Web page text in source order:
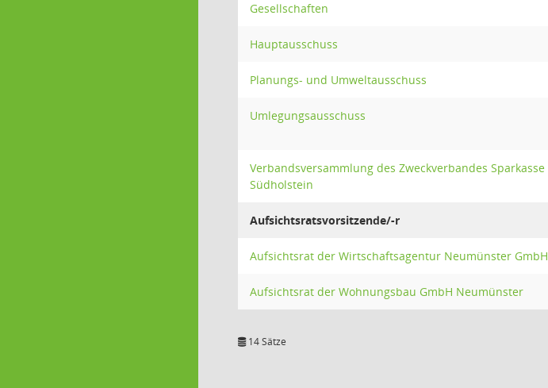
Gesellschaften
Hauptausschuss
Planungs- und Umweltausschuss
Umlegungsausschuss
Verbandsversammlung des Zweckverbandes Sparkasse
Südholstein
Aufsichtsratsvorsitzende/-r
Aufsichtsrat der Wirtschaftsagentur Neumünster GmbH
Aufsichtsrat der Wohnungsbau GmbH Neumünster
14 Sätze